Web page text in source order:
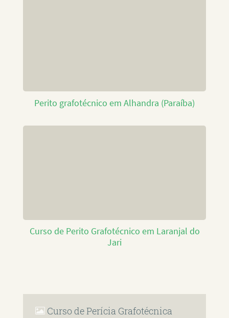
Perito grafotécnico em Alhandra (Paraíba)
Curso de Perito Grafotécnico em Laranjal do
Jari
Curso de Perícia Grafotécnica